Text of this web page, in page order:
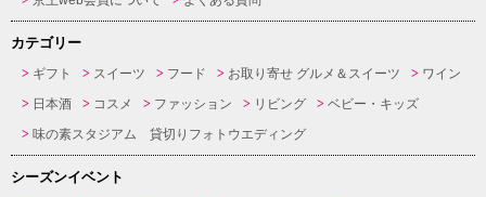
カテゴリー
ギフト スイーツ フード お取り寄せ グルメ＆スイーツ
ワイン
日本酒
コスメ ファッション リビング
ベビー・キッズ
味の素スタジアム 貸切りフォトウエディング
シーズンイベント